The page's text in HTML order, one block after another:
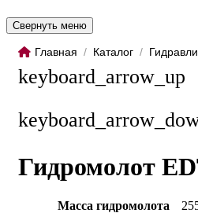
Свернуть меню
Главная / Каталог /
keyboard_arrow_up
Гидромолот
Масса гидромолота